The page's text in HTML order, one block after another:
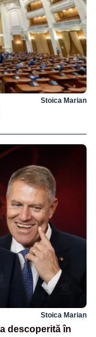
Stoica Marian
Stoica Marian
descoperită în